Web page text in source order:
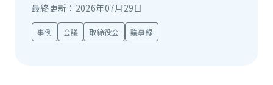
最終更新：2026年07月29日
事例 会議 取締役会 議事録